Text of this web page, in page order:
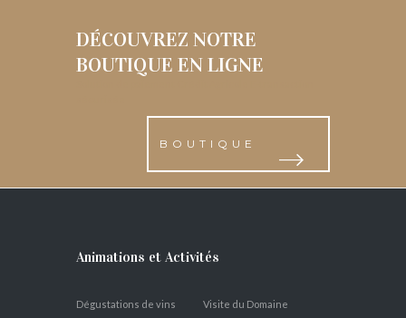
DÉCOUVREZ NOTRE
BOUTIQUE EN LIGNE
BOUTIQUE
Animations et Activités
Dégustations de vins Visite du Domaine